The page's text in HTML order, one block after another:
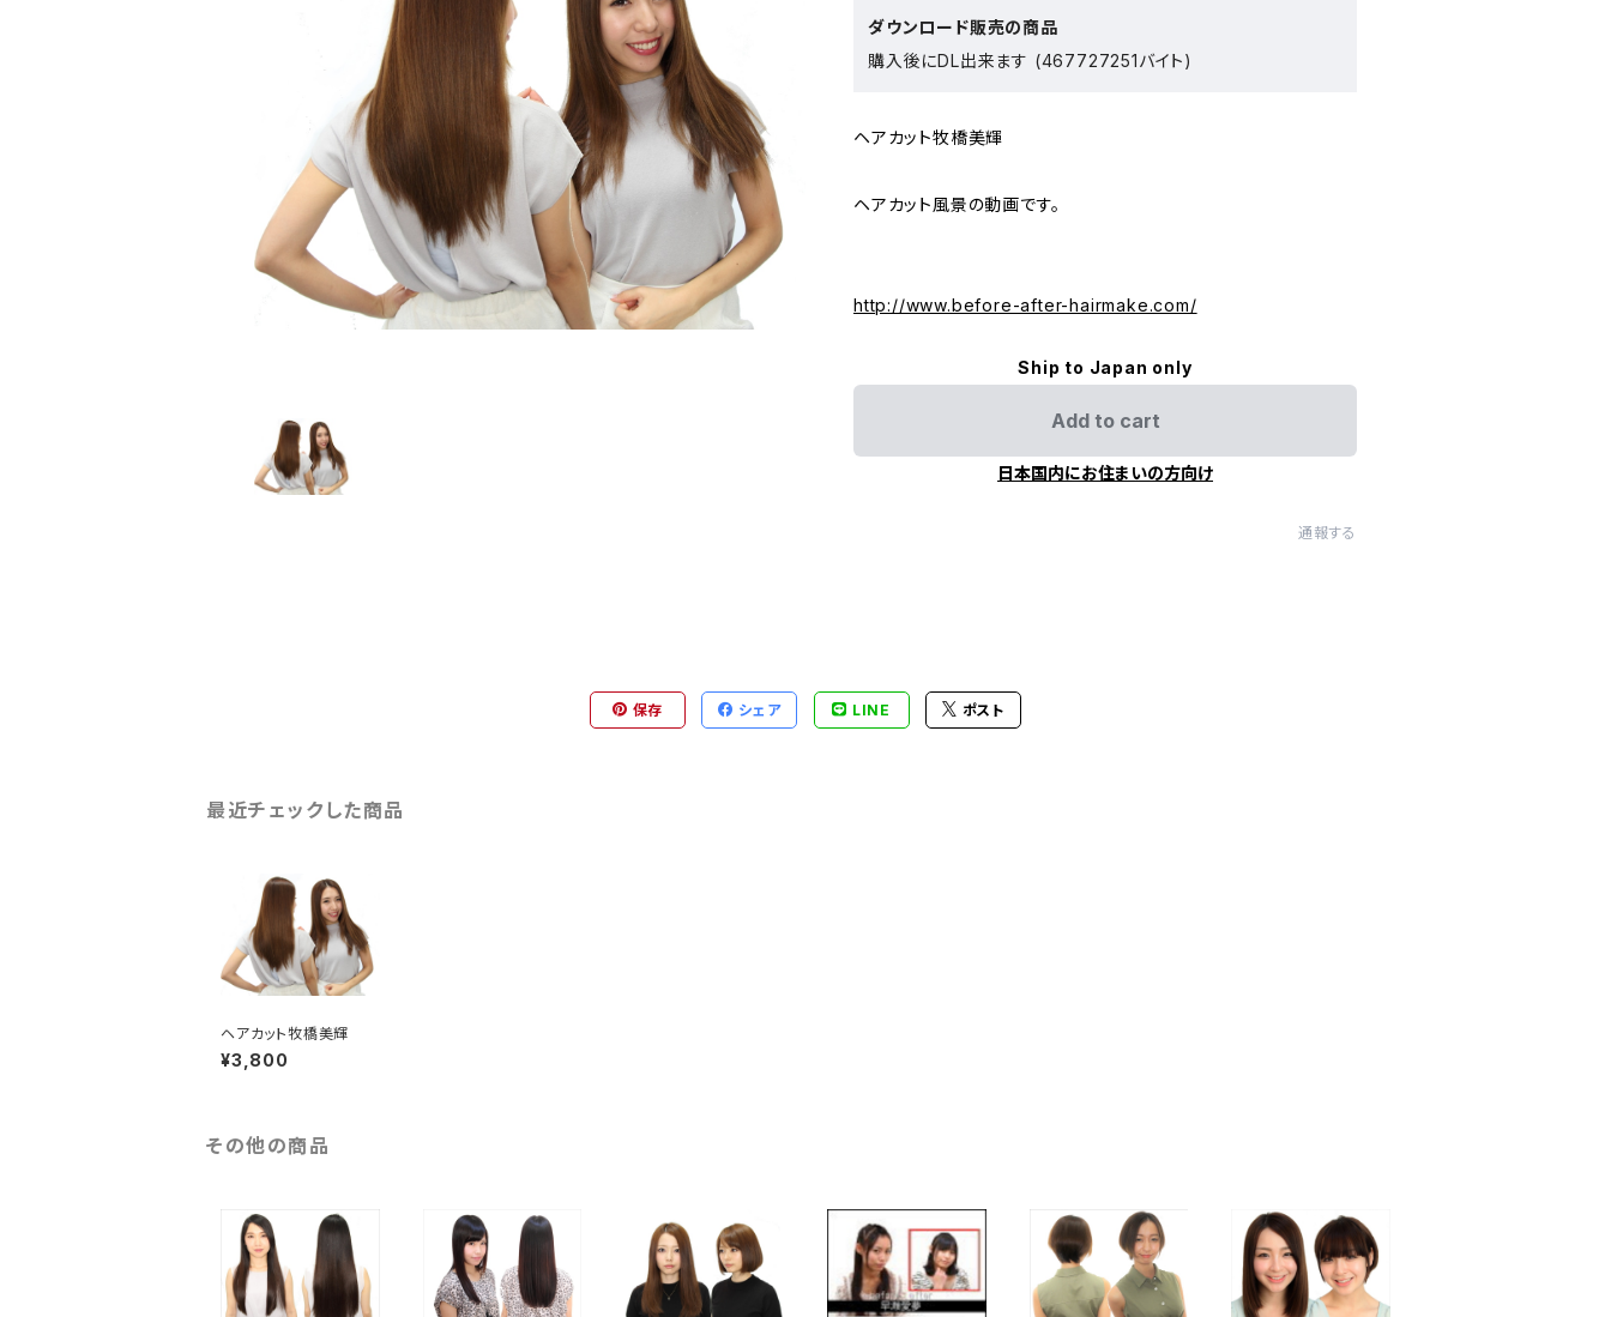
ダウンロード販売の商品
購入後にDL出来ます (467727251バイト)
ヘアカット牧橋美輝
ヘアカット風景の動画です。
http://www.before-after-hairmake.com/
Ship to Japan only
Add to cart
日本国内にお住まいの方向け
通報する
保存 シェア LINE ポスト
最近チェックした商品
ヘアカット牧橋美輝
¥3,800
その他の商品